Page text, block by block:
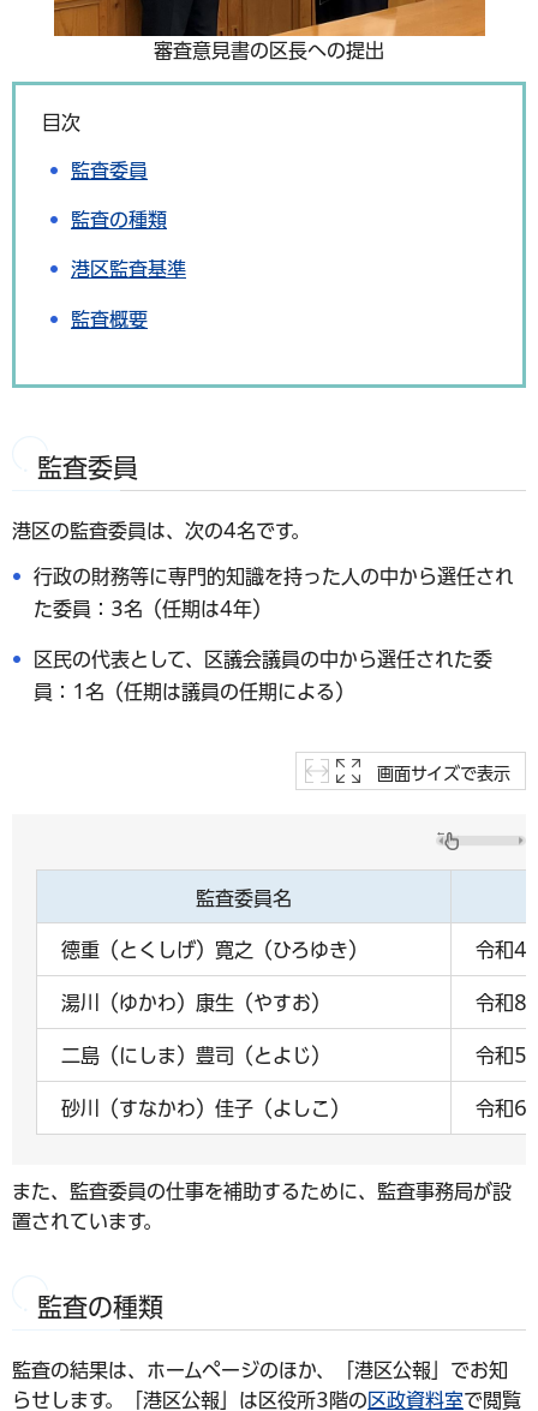
審査意見書の区長への提出
目次
監査委員
監査の種類
港区監査基準
監査概要
監査委員
港区の監査委員は、次の4名です。
行政の財務等に専門的知識を持った人の中から選任され
た委員：3名（任期は4年）
区民の代表として、区議会議員の中から選任された委
員：1名（任期は議員の任期による）
画面サイズで表示
監査委員名
德重（とくしげ）寛之（ひろゆき） 令和4
湯川（ゆかわ）康生（やすお） 令和8
二島（にしま）豊司（とよじ） 令和5
砂川（すなかわ）佳子（よしこ） 令和6
また、監査委員の仕事を補助するために、監査事務局が設
置されています。
監査の種類
監査の結果は、ホームページのほか、「港区公報」でお知
らせします。「港区公報」は区役所3階の 区政資料室で閲覧